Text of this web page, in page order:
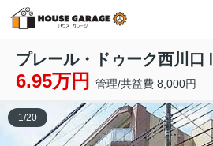
プレール・ドゥーク西川口Ⅱ
6.95万円 管理/共益費 8,000円
1/20